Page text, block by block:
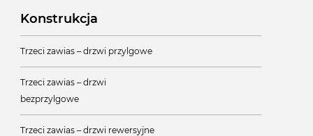
Konstrukcja
Trzeci zawias – drzwi przylgowe
Trzeci zawias – drzwi
bezprzylgowe
Trzeci zawias – drzwi rewersyjne